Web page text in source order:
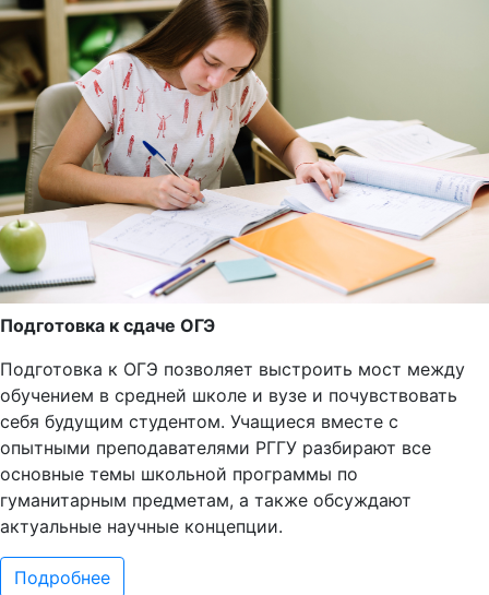
Подготовка к сдаче ОГЭ
Подготовка к ОГЭ позволяет выстроить мост между
обучением в средней школе и вузе и почувствовать
себя будущим студентом. Учащиеся вместе с
опытными преподавателями РГГУ разбирают все
основные темы школьной программы по
гуманитарным предметам, а также обсуждают
актуальные научные концепции.
Подробнее